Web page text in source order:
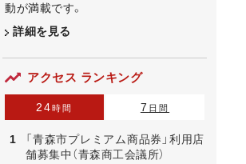
動が満載です。
詳細を見る
アクセス ランキング
24時間 7 日間
「青森市プレミアム商品券」利用店
舗募集中（青森商工会議所）